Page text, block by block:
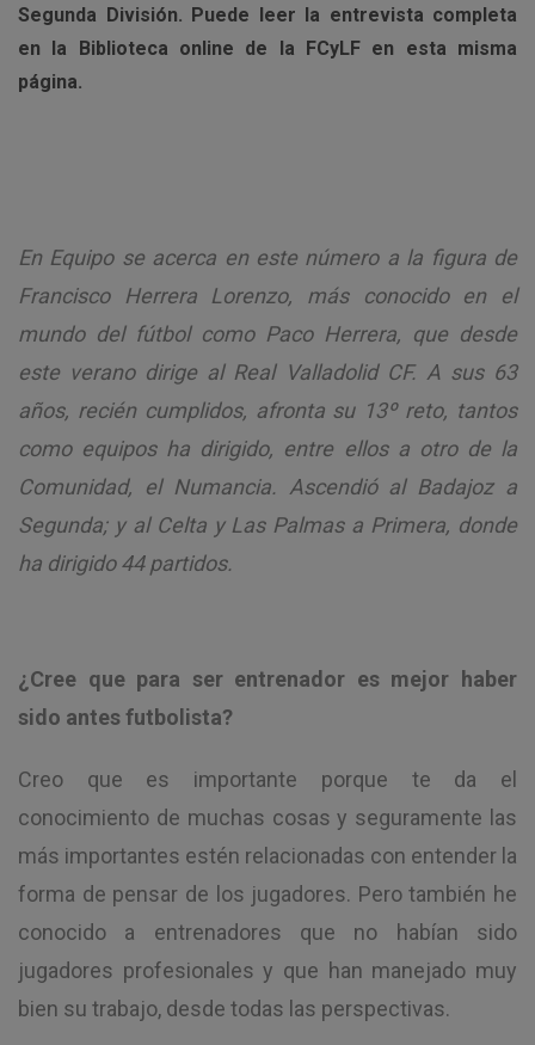
Segunda División. Puede leer la entrevista completa
en la Biblioteca online de la FCyLF en esta misma
página.
En Equipo se acerca en este número a la figura de
Francisco Herrera Lorenzo, más conocido en el
mundo del fútbol como Paco Herrera, que desde
este verano dirige al Real Valladolid CF. A sus 63
años, recién cumplidos, afronta su 13º reto, tantos
como equipos ha dirigido, entre ellos a otro de la
Comunidad, el Numancia. Ascendió al Badajoz a
Segunda; y al Celta y Las Palmas a Primera, donde
ha dirigido 44 partidos.
¿Cree que para ser entrenador es mejor haber
sido antes futbolista?
Creo que es importante porque te da el
conocimiento de muchas cosas y seguramente las
más importantes estén relacionadas con entender la
forma de pensar de los jugadores. Pero también he
conocido a entrenadores que no habían sido
jugadores profesionales y que han manejado muy
bien su trabajo, desde todas las perspectivas.